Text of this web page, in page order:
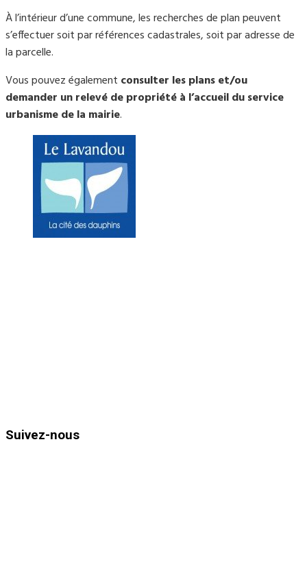
À l’intérieur d’une commune, les recherches de plan peuvent
s’effectuer soit par références cadastrales, soit par adresse de
la parcelle.
Vous pouvez également consulter les plans et/ou
demander un relevé de propriété à l’accueil du service
urbanisme de la mairie.
Suivez-nous